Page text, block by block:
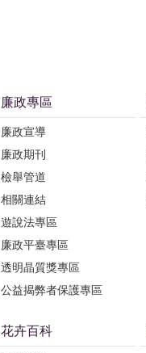
廉政專區
廉政宣導
廉政期刊
檢舉管道
相關連結
遊說法專區
廉政平臺專區
透明晶質獎專區
公益揭弊者保護專區
花卉百科